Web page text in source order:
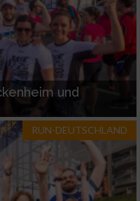
und
RUN-DEUTSCHLAND